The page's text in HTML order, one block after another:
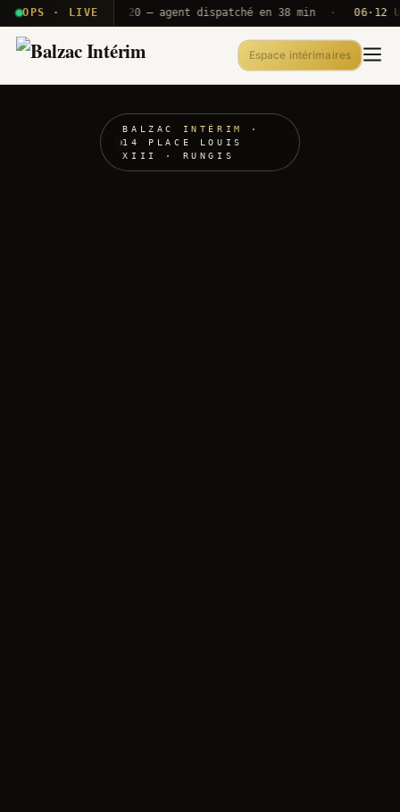
OPS · LIVE
· T2E · B71Push A320 — agent dispatché en 38 min 06·12
Espace intérimaires
BALZAC INTÉRIM
·
14 PLACE LOUIS
XIII · RUNGIS